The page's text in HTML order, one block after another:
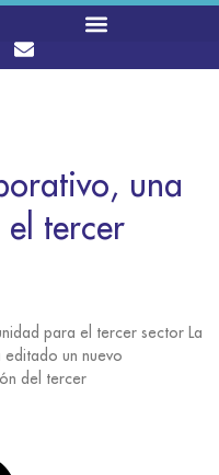
una
tercer
para el tercer sector La
editado un nuevo
del tercer